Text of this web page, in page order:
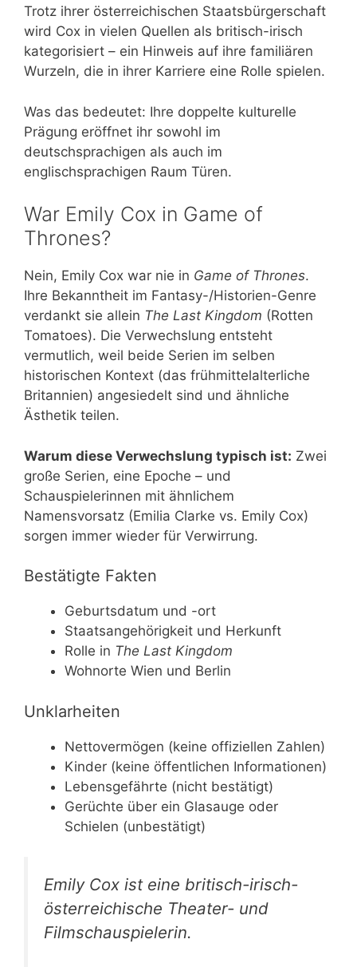
Trotz ihrer österreichischen Staatsbürgerschaft
wird Cox in vielen Quellen als britisch-irisch
kategorisiert – ein Hinweis auf ihre familiären
Wurzeln, die in ihrer Karriere eine Rolle spielen.
Was das bedeutet: Ihre doppelte kulturelle
Prägung eröffnet ihr sowohl im
deutschsprachigen als auch im
englischsprachigen Raum Türen.
War Emily Cox in Game of
Thrones?
Nein, Emily Cox war nie in Game of Thrones.
Ihre Bekanntheit im Fantasy-/Historien-Genre
verdankt sie allein The Last Kingdom (Rotten
Tomatoes). Die Verwechslung entsteht
vermutlich, weil beide Serien im selben
historischen Kontext (das frühmittelalterliche
Britannien) angesiedelt sind und ähnliche
Ästhetik teilen.
Warum diese Verwechslung typisch ist: Zwei
große Serien, eine Epoche – und
Schauspielerinnen mit ähnlichem
Namensvorsatz (Emilia Clarke vs. Emily Cox)
sorgen immer wieder für Verwirrung.
Bestätigte Fakten
Geburtsdatum und -ort
Staatsangehörigkeit und Herkunft
Rolle in The Last Kingdom
Wohnorte Wien und Berlin
Unklarheiten
Nettovermögen (keine offiziellen Zahlen)
Kinder (keine öffentlichen Informationen)
Lebensgefährte (nicht bestätigt)
Gerüchte über ein Glasauge oder
Schielen (unbestätigt)
Emily Cox ist eine britisch-irisch-
österreichische Theater- und
Filmschauspielerin.